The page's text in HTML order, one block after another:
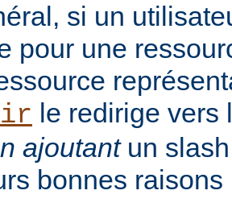
si un
pour une
le redirige vers
ajoutantun slash
bonnes raisons